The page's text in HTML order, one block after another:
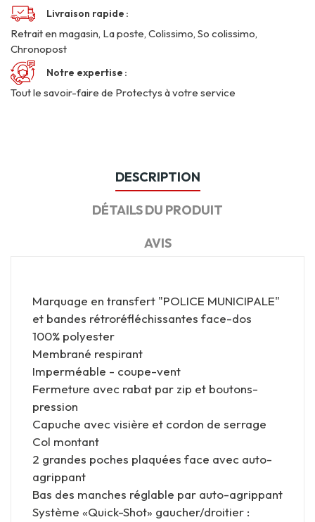
Livraison rapide
Retrait en magasin, La poste, Colissimo, So colissimo,
Chronopost
Notre expertise
Tout le savoir-faire de Protectys à votre service
DESCRIPTION
DÉTAILS DU PRODUIT
AVIS
Marquage en transfert "POLICE MUNICIPALE"
et bandes rétroréfléchissantes face-dos
100% polyester
Membrané respirant
Imperméable - coupe-vent
Fermeture avec rabat par zip et boutons-
pression
Capuche avec visière et cordon de serrage
Col montant
2 grandes poches plaquées face avec auto-
agrippant
Bas des manches réglable par auto-agrippant
Système «Quick-Shot» gaucher/droitier :